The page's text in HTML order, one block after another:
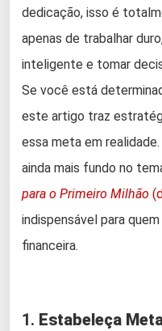
dedicação, isso é
apenas de trabalhar
inteligente e tomar
Se você está
este artigo traz
essa meta em
ainda mais fundo no
para o Primeiro Milhão
indispensável para
financeira.
1. Estabeleça